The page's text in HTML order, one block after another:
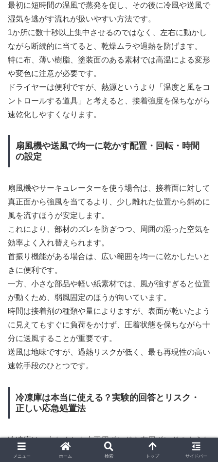
最初に短時間の温風で蒸発を促し、その後に冷風や送風で
湿気を逃がす流れが扱いやすい方法です。
1か所に数十秒以上集中させるのではなく、左右に動かし
ながら断続的に当てると、乾燥ムラや過熱を防げます。
特に布、薄い樹脂、塗装面のある素材では高温による変形
や変色に注意が必要です。
ドライヤーは便利ですが、熱源というより「温度と風をコ
ントロールする道具」と考えると、接着強度を保ちながら
速乾化しやすくなります。
扇風機や送風で均一に乾かす配置・回転・時間
の設定
扇風機やサーキュレーターを使う場合は、接着面に対して
真正面から強風を当てるより、少し離れた位置から斜めに
風を流すほうが安定します。
これにより、部材のズレを防ぎつつ、周囲の湿った空気を
効率よく入れ替えられます。
首振り機能がある場合は、広い範囲を均一に乾かしたいと
きに便利です。
一方、小さな部品や軽い紙素材では、風が強すぎると位置
が動くため、弱風固定のほうが向いています。
時間は接着剤の種類や量によりますが、表面が乾いたよう
に見えてもすぐに負荷をかけず、圧着状態を保ちながら十
分に送風することが重要です。
送風は地味ですが、過熱リスクが低く、最も再現性の高い
速乾手段のひとつです。
冷凍庫は本当に使える？実験的回答とリスク・
正しい応急処置法
冷凍庫は、少なくとも木工用ボンドや布用ボンドのような
水性接着剤を早く乾かす方法としては基本的に不向きで
メニュー ホーム 検索 トップ サイドバー